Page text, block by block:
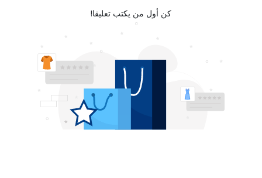
كن أول من يكتب تعليقا!